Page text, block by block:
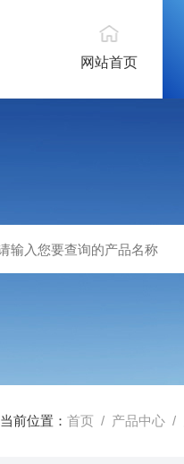
网站首页
当前位置：首页 / 产品中心 /